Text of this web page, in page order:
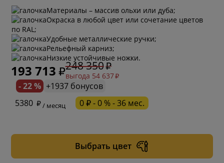
Материалы – массив ольхи или дуба;
Окраска в любой цвет или сочетание цветов
по RAL;
Удобные металлические ручки;
Рельефный карниз;
Низкие устойчивые ножки.
193 713 248 350
выгода 54 637
- 22 % +1937 бонусов
5380
/ месяц 0 ₽ - 0 % - 36 мес.
Выбрать цвет
* обязательное поле